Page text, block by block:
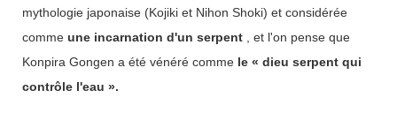
mythologie japonaise (Kojiki et Nihon Shoki) et considérée
comme une incarnation d'un serpent, et l'on pense que
Konpira Gongen a été vénéré comme le « dieu serpent qui
contrôle l'eau ».